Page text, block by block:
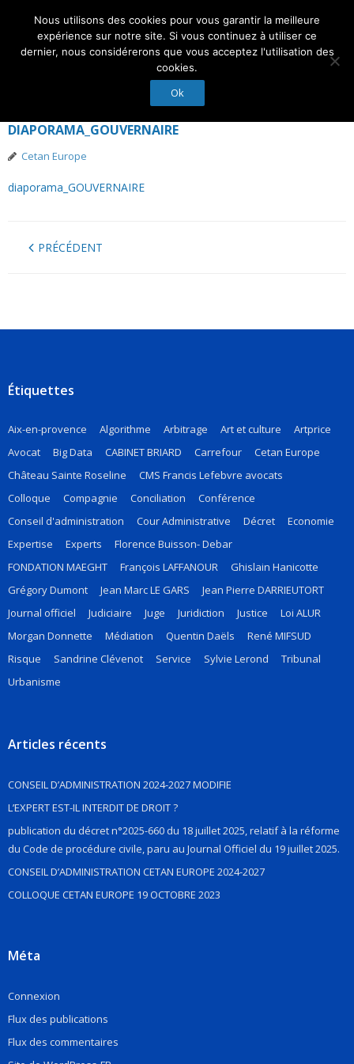
Suivez-Nous :
Droit et Expertise
Membres d’honneur
DIAPORAMA_GOUVERNAIRE
Cetan Europe
diaporama_GOUVERNAIRE
PRÉCÉDENT
Étiquettes
Aix-en-provence Algorithme Arbitrage Art et culture
Artprice
Avocat
Big Data CABINET BRIARD Carrefour
Cetan Europe
Château Sainte Roseline
CMS Francis Lefebvre avocats
Colloque
Compagnie Conciliation
Conférence
Conseil d'administration
Cour Administrative Décret
Economie
Expertise
Experts
Florence Buisson- Debar
FONDATION MAEGHT
François LAFFANOUR
Ghislain Hanicotte
Grégory Dumont
Jean Marc LE GARS
Jean Pierre DARRIEUTORT
Journal officiel
Judiciaire Juge Juridiction Justice
Loi ALUR
Morgan Donnette
Médiation Quentin Daëls
René MIFSUD
Risque
Sandrine Clévenot Service Sylvie Lerond
Tribunal
Urbanisme
Articles récents
CONSEIL D’ADMINISTRATION 2024-2027 MODIFIE
L’EXPERT EST-IL INTERDIT DE DROIT ?
publication du décret n°2025-660 du 18 juillet 2025, relatif à la réforme
du Code de procédure civile, paru au Journal Officiel du 19 juillet 2025.
CONSEIL D’ADMINISTRATION CETAN EUROPE 2024-2027
COLLOQUE CETAN EUROPE 19 OCTOBRE 2023
Méta
Connexion
Flux des publications
Flux des commentaires
Nous utilisons des cookies pour vous garantir la meilleure
expérience sur notre site. Si vous continuez à utiliser ce
dernier, nous considérerons que vous acceptez l'utilisation des
cookies.
Ok